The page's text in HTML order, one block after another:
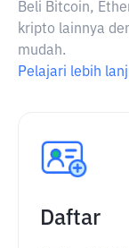
Beli Bitcoin,
kripto lainnya
mudah.
Pelajari lebih
Daftar